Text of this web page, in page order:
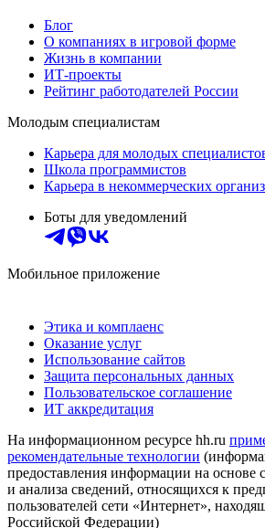
Блог
О компаниях в игровой форме
Жизнь в компании
ИТ-проекты
Рейтинг работодателей России
Молодым специалистам
Карьера для молодых
Школа программистов
Карьера в некоммерческих
Боты для уведомлений
Мобильное приложение
Этика и комплаенс
Оказание услуг
Использование сайтов
Защита персональных данных
Пользовательское соглашение
ИТ аккредитация
На информационном ресурсе hh.ru
рекомендательные технологии
предоставления информации на основе
и анализа сведений, относящихся к
пользователей сети «Интернет»,
Российской Федерации)